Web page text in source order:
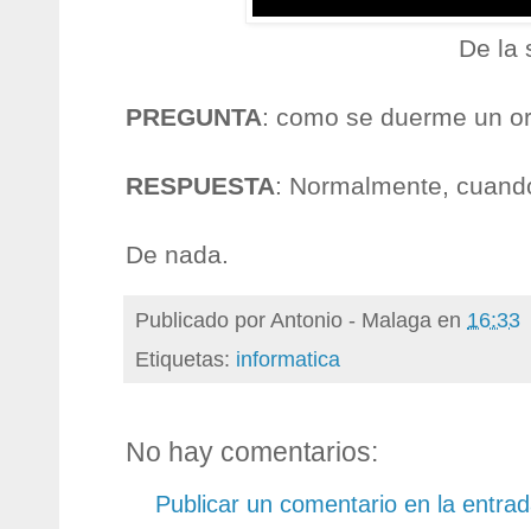
De la
PREGUNTA: como se duerme un
RESPUESTA: Normalmente,
De nada.
Publicado porAntonio - Malaga en 16:33
Etiquetas: informatica
No hay comentarios:
Publicar un comentario en la